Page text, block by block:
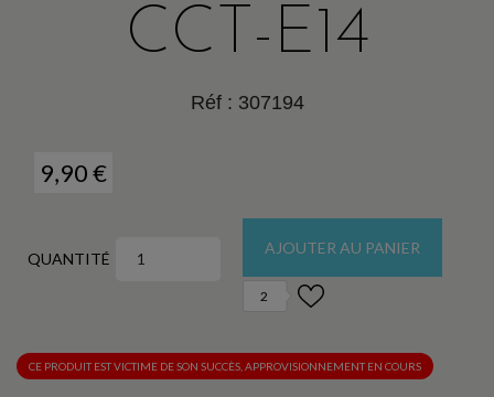
CCT-E14
Réf : 307194
9,90 €
QUANTITÉ
AJOUTER AU PANIER
2
CE PRODUIT EST VICTIME DE SON SUCCÈS, APPROVISIONNEMENT EN COURS